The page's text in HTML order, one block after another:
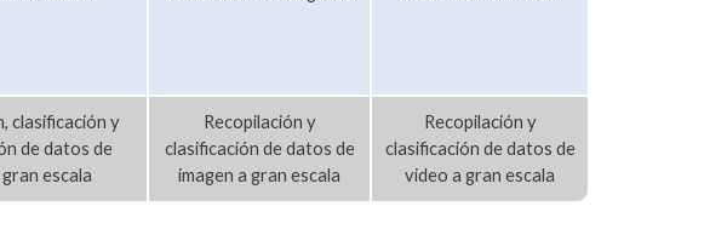
clasificación y
de datos de
escala
Recopilación y
clasificación de datos de
imagen a gran escala
Recopilación y
clasificación de datos de
video a gran escala